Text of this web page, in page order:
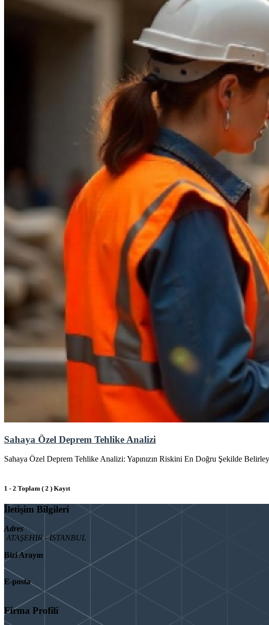
Sahaya Özel Deprem Tehlike Analizi
Sahaya Özel Deprem Tehlike Analizi: Yapınızın Riskini En Doğru Şekilde
1 - 2 Toplam ( 2 ) Kayıt
İletişim Bilgileri
Adres
ATAŞEHİR - İSTANBUL
Bizi Arayın
E-posta
info@binaguclendir.com
Firma Profili